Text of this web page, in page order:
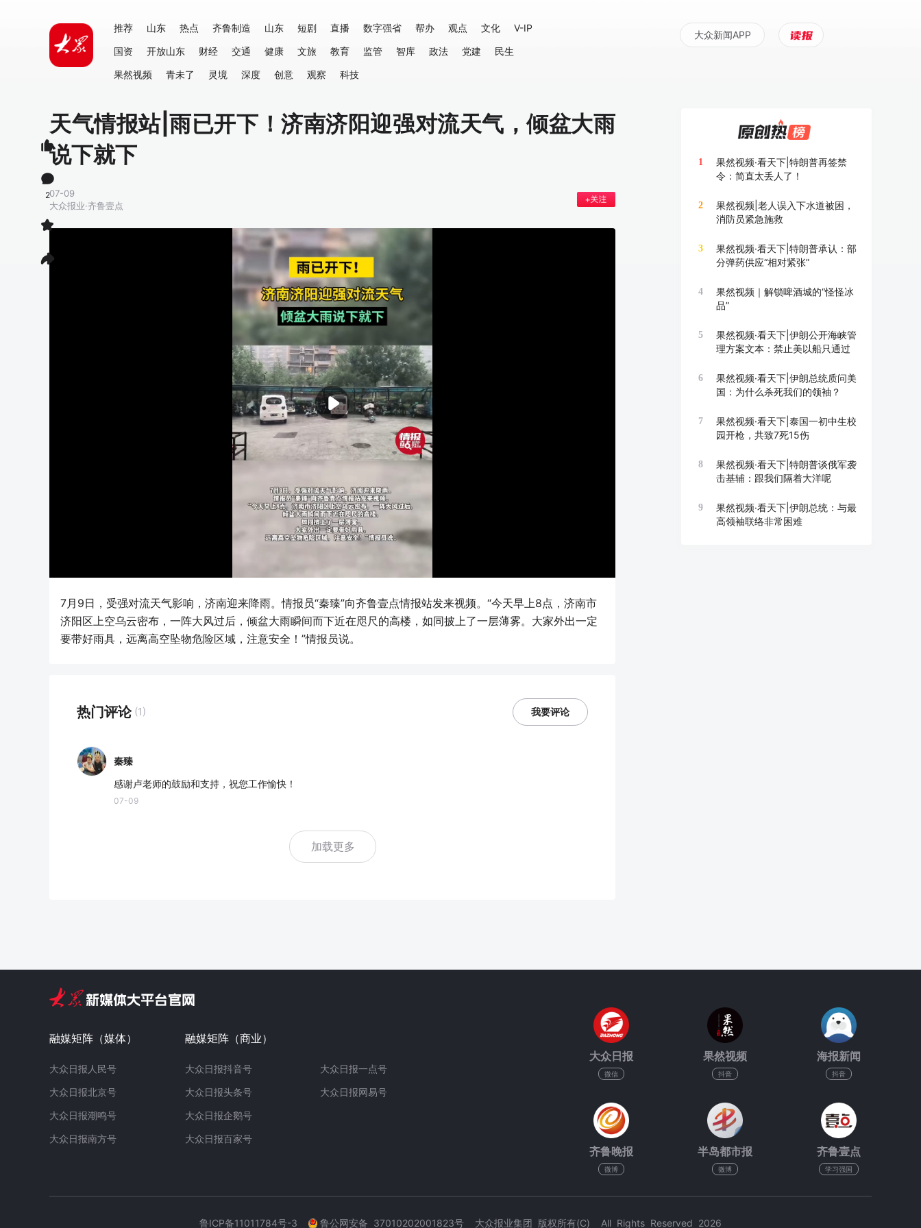
推荐 山东 热点 齐鲁制造 山东 短剧 直播 数字强省 帮办 观点 文化
V-IP
国资
开放山东 财经 交通 健康 文旅 教育 监管 智库 政法 党建
民生
果然视频
青未了 灵境 深度 创意 观察 科技
大众新闻APP
天气情报站|雨已开下！济南济阳迎强对流天气，倾盆大雨
说下就下
07-09
大众报业·齐鲁壹点
7月9日，受强对流天气影响，济南迎来降雨。情报员“秦臻”向齐鲁壹点情报站发来视频。“今天早上8点，济南市
济阳区上空乌云密布，一阵大风过后，倾盆大雨瞬间而下近在咫尺的高楼，如同披上了一层薄雾。大家外出一定
要带好雨具，远离高空坠物危险区域，注意安全！”情报员说。
热门评论 (1) 我要评论
秦臻
感谢卢老师的鼓励和支持，祝您工作愉快！
07-09
加载更多
2
1
果然视频·看天下|特朗普再签禁
令：简直太丢人了！
2
果然视频|老人误入下水道被困，
消防员紧急施救
3
果然视频·看天下|特朗普承认：部
分弹药供应“相对紧张”
4
果然视频｜解锁啤酒城的“怪怪冰
品”
5
果然视频·看天下|伊朗公开海峡管
理方案文本：禁止美以船只通过
6
果然视频·看天下|伊朗总统质问美
国：为什么杀死我们的领袖？
7
果然视频·看天下|泰国一初中生校
园开枪，共致7死15伤
8
果然视频·看天下|特朗普谈俄军袭
击基辅：跟我们隔着大洋呢
9
果然视频·看天下|伊朗总统：与最
高领袖联络非常困难
融媒矩阵（媒体）
大众日报人民号
大众日报北京号
大众日报潮鸣号
大众日报南方号
融媒矩阵（商业）
大众日报抖音号
大众日报头条号
大众日报企鹅号
大众日报百家号
大众日报一点号
大众日报网易号
大众日报
微信
果然视频
抖音
海报新闻
抖音
齐鲁晚报
微博
半岛都市报
微博
齐鲁壹点
学习强国
鲁ICP备11011784号-3 鲁公网安备 37010202001823号 大众报业集团 版权所有(C) All Rights Reserved 2026